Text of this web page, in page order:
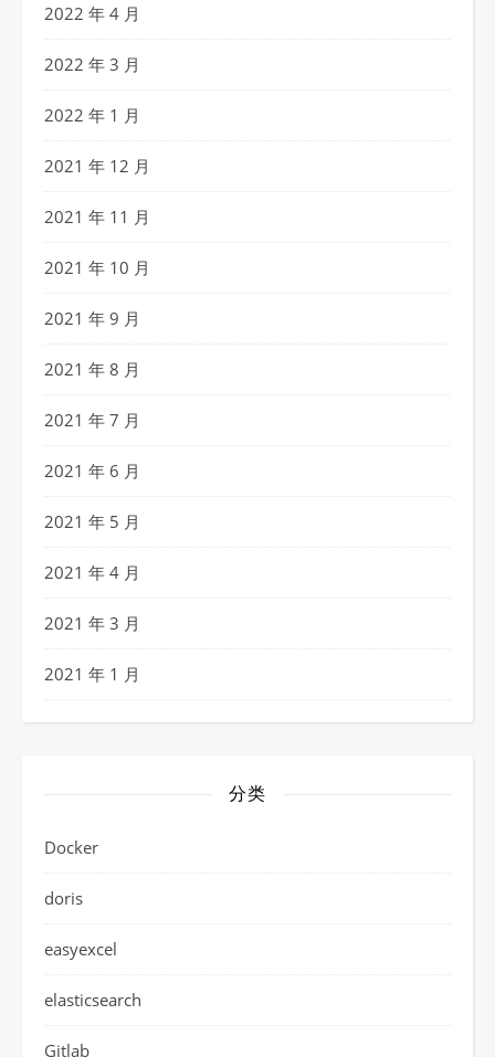
2022 年 4 月
2022 年 3 月
2022 年 1 月
2021 年 12 月
2021 年 11 月
2021 年 10 月
2021 年 9 月
2021 年 8 月
2021 年 7 月
2021 年 6 月
2021 年 5 月
2021 年 4 月
2021 年 3 月
2021 年 1 月
分类
Docker
doris
easyexcel
elasticsearch
Gitlab